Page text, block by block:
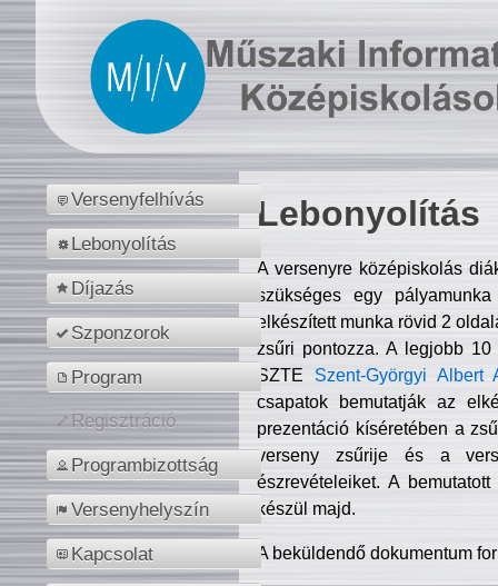
Versenyfelhívás
Lebonyolítás
Díjazás
Szponzorok
Program
Regisztráció
Programbizottság
Versenyhelyszín
Kapcsolat
Lebonyolítás
A versenyre középiskolás
szükséges egy
elkészített munka rövid 2
zsűri pontozza. A legjobb
SZTE Szent-Györgyi Albert
csapatok bemutatják az
prezentáció kíséretében a
verseny zsűrije és a
észrevételeiket. A
készül majd.
A beküldendő dokumentum